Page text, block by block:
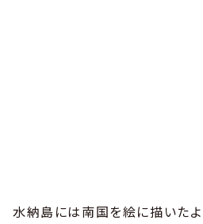
水納島には南国を絵に描いた